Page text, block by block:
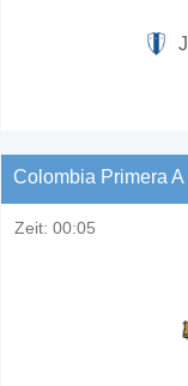
Colombia Primera A
Zeit: 00:05